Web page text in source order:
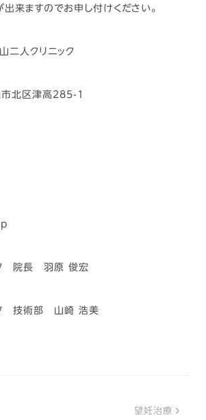
来ますのでお申し付けください。
二人クリニック
北区津高285-1
ク 院長 羽原 俊宏
ク 技術部 山崎 浩美
望妊治療